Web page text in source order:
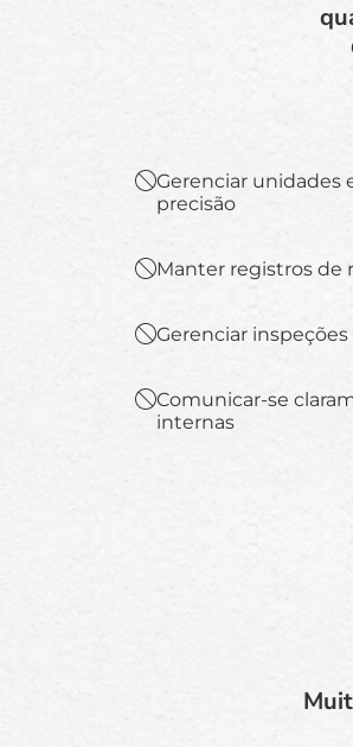
Gerenciar unidades
precisão
Manter registros de
Gerenciar
Comunicar-se
internas